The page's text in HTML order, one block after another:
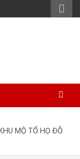
MỘ TỔ HỌ ĐỖ